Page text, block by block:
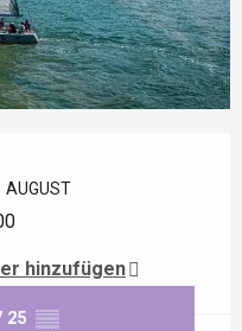
AUGUST
hinzufügen
25 ▒▒